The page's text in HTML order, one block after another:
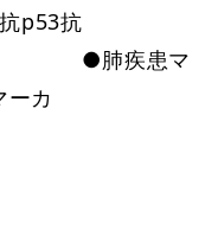
p53抗
患マ
ーカ